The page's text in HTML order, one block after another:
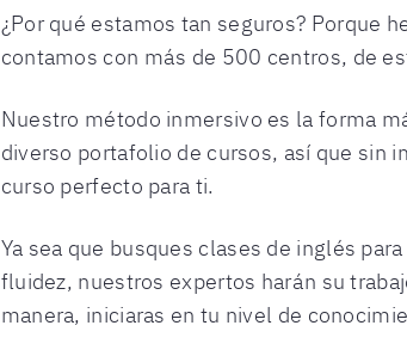
¿Por qué estamos tan seguros? Porque
contamos con más de 500 centros, de
Nuestro método inmersivo es la forma
diverso portafolio de cursos, así que sin
curso perfecto para ti.
Ya sea que busques clases de inglés
fluidez, nuestros expertos harán su
manera, iniciaras en tu nivel de